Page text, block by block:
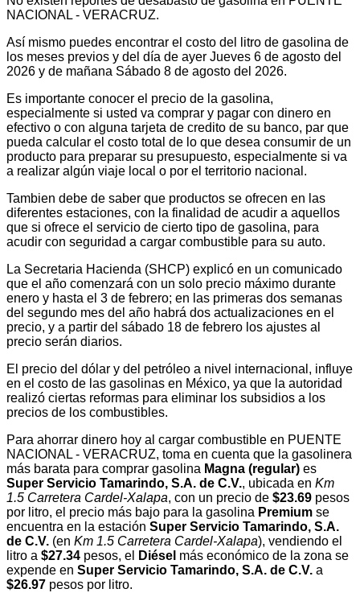
NACIONAL - VERACRUZ.
Así mismo puedes encontrar el costo del litro de gasolina de
los meses previos y del día de ayer Jueves 6 de agosto del
2026 y de mañana Sábado 8 de agosto del 2026.
Es importante conocer el precio de la gasolina,
especialmente si usted va comprar y pagar con dinero en
efectivo o con alguna tarjeta de credito de su banco, par que
pueda calcular el costo total de lo que desea consumir de un
producto para preparar su presupuesto, especialmente si va
a realizar algún viaje local o por el territorio nacional.
Tambien debe de saber que productos se ofrecen en las
diferentes estaciones, con la finalidad de acudir a aquellos
que si ofrece el servicio de cierto tipo de gasolina, para
acudir con seguridad a cargar combustible para su auto.
La Secretaria Hacienda (SHCP) explicó en un comunicado
que el año comenzará con un solo precio máximo durante
enero y hasta el 3 de febrero; en las primeras dos semanas
del segundo mes del año habrá dos actualizaciones en el
precio, y a partir del sábado 18 de febrero los ajustes al
precio serán diarios.
El precio del dólar y del petróleo a nivel internacional, influye
en el costo de las gasolinas en México, ya que la autoridad
realizó ciertas reformas para eliminar los subsidios a los
precios de los combustibles.
Para ahorrar dinero hoy al cargar combustible en PUENTE
NACIONAL - VERACRUZ, toma en cuenta que la gasolinera
más barata para comprar gasolina Magna (regular) es
Super Servicio Tamarindo, S.A. de C.V., ubicada en Km
1.5 Carretera Cardel-Xalapa, con un precio de $23.69 pesos
por litro, el precio más bajo para la gasolina Premium se
encuentra en la estación Super Servicio Tamarindo, S.A.
de C.V. (en Km 1.5 Carretera Cardel-Xalapa), vendiendo el
litro a $27.34 pesos, el Diésel más económico de la zona se
expende en Super Servicio Tamarindo, S.A. de C.V. a
$26.97 pesos por litro.